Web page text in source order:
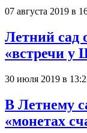
07 августа 2019 в
Летний сад
«встречи у
30 июля 2019 в
В Летнему
«монетах